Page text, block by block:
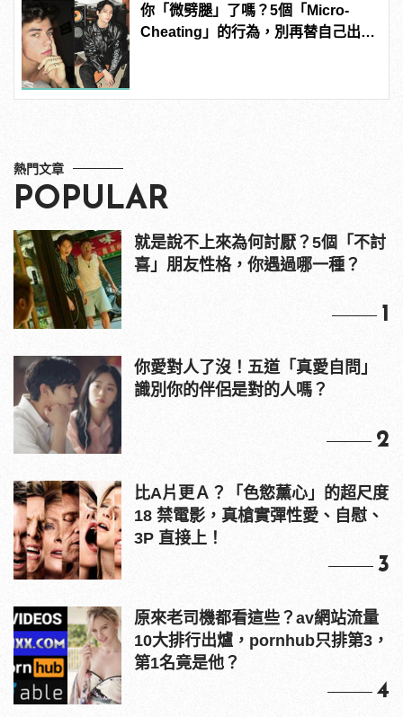
你「微劈腿」了嗎？5個「Micro-
Cheating」的行為，別再替自己出軌
熱門文章
POPULAR
就是說不上來為何討厭？5個「不討
喜」朋友性格，你遇過哪一種？
1
你愛對人了沒！五道「真愛自問」
識別你的伴侶是對的人嗎？
2
比A片更Ａ？「色慾薰心」的超尺度
18 禁電影，真槍實彈性愛、自慰、
3P 直接上！
3
原來老司機都看這些？av網站流量
10大排行出爐，pornhub只排第3，
第1名竟是他？
4